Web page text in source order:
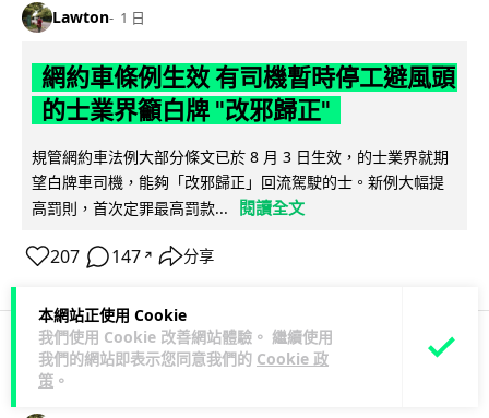
本網站正使用 Cookie
我們使用 Cookie 改善網站體驗。 繼續使用
我們的網站即表示您同意我們的 Cookie 政
策 。
Lawton 1 日
網約車條例生效 有司機暫時停工避風頭
的士業界籲白牌 "改邪歸正"
規管網約車法例大部分條文已於 8 月 3 日生效，的士業界就期
望白牌車司機，能夠「改邪歸正」回流駕駛的士。新例大幅提
高罰則，首次定罪最高罰款...
閱讀全文
207 147 ↗ 分享
人工智能